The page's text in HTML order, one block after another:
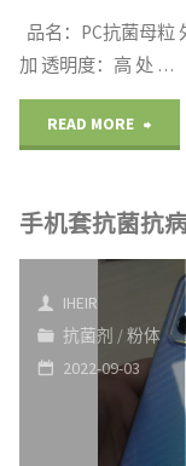
品名：PC抗菌母粒
加 透明度：高 处 …
READ MORE
菌
粒
手机套抗菌抗
IHEIR
抗菌剂 /粉体
2022-09-03